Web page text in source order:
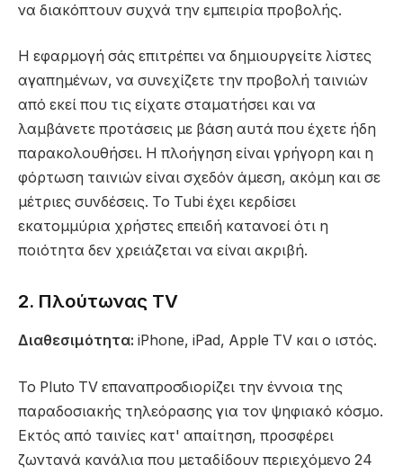
να διακόπτουν συχνά την εμπειρία προβολής.
Η εφαρμογή σάς επιτρέπει να δημιουργείτε λίστες
αγαπημένων, να συνεχίζετε την προβολή ταινιών
από εκεί που τις είχατε σταματήσει και να
λαμβάνετε προτάσεις με βάση αυτά που έχετε ήδη
παρακολουθήσει. Η πλοήγηση είναι γρήγορη και η
φόρτωση ταινιών είναι σχεδόν άμεση, ακόμη και σε
μέτριες συνδέσεις. Το Tubi έχει κερδίσει
εκατομμύρια χρήστες επειδή κατανοεί ότι η
ποιότητα δεν χρειάζεται να είναι ακριβή.
2. Πλούτωνας TV
Διαθεσιμότητα: iPhone, iPad, Apple TV και ο ιστός.
Το Pluto TV επαναπροσδιορίζει την έννοια της
παραδοσιακής τηλεόρασης για τον ψηφιακό κόσμο.
Εκτός από ταινίες κατ' απαίτηση, προσφέρει
ζωντανά κανάλια που μεταδίδουν περιεχόμενο 24